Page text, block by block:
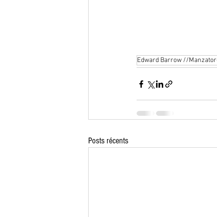
Edward Barrow //
Posts récents